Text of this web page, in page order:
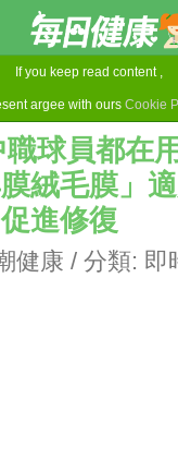
If you keep read content ,
argee with ours Cookie
球員都在
絨毛膜」
進修復
健康 / 分類: 即